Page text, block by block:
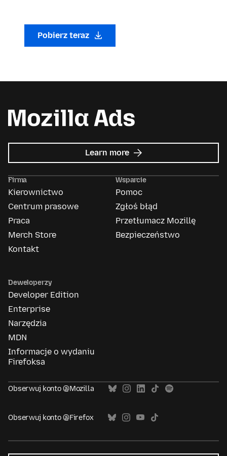
Pobierz teraz
Learn more about
Mozilla
Firma
Kierownictwo
Centrum prasowe
Praca
Merch Store
Kontakt
Wsparcie
Pomoc
Zgłoś błąd
Przetłumacz Mozillę
Bezpieczeństwo
Deweloperzy
Developer Edition
Enterprise
Narzędzia
MDN
Informacje o wydaniu
Firefoksa
Obserwuj konto @Mozilla
Obserwuj konto @Firefox